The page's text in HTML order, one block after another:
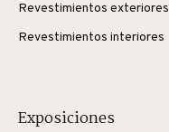
Revestimientos exteriores
Revestimientos interiores
Exposiciones